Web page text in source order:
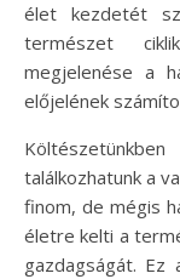
élet kezdetét
természet
megjelenése a
előjelének
találkozhatunk a
finom, de mégis
életre kelti a
gazdagságát.